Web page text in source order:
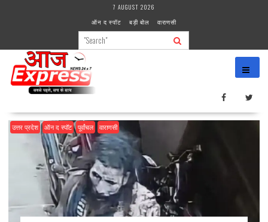
7 AUGUST 2026
ऑन द स्पॉट
बड़ी बोल वाराणसी
उत्तर प्रदेश ऑन द स्पॉट पूर्वांचल वाराणसी